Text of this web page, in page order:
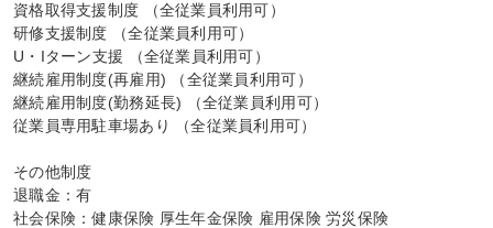
資格取得支援制度 （全従業員利用可）
研修支援制度 （全従業員利用可）
U・Iターン支援 （全従業員利用可）
継続雇用制度(再雇用) （全従業員利用可）
継続雇用制度(勤務延長) （全従業員利用可）
従業員専用駐車場あり （全従業員利用可）
その他制度
退職金：有
社会保険：健康保険 厚生年金保険 雇用保険 労災保険